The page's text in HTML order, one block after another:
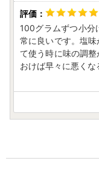
100グラムずつ小分
常に良いです。塩
て使う時に味の調
おけば早々に悪くな